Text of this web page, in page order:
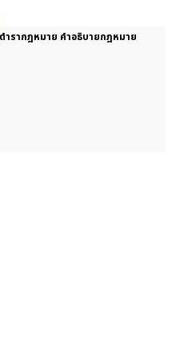
รากฎหมาย คำอธิบายกฎหมาย